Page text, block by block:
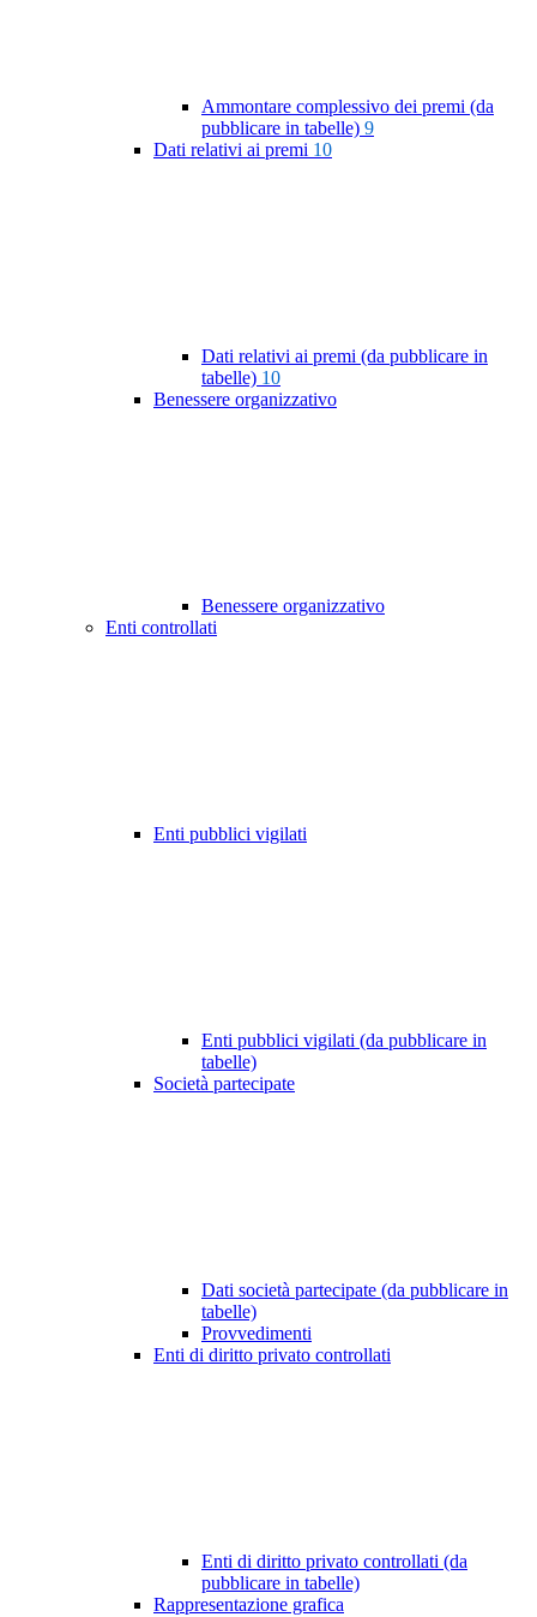
Ammontare complessivo dei premi (da
pubblicare in tabelle) 9
Dati relativi ai premi 10
Dati relativi ai premi (da pubblicare in
tabelle) 10
Benessere organizzativo
Benessere organizzativo
Enti controllati
Enti pubblici vigilati
Enti pubblici vigilati (da pubblicare in
tabelle)
Società partecipate
Dati società partecipate (da pubblicare in
tabelle)
Provvedimenti
Enti di diritto privato controllati
Enti di diritto privato controllati (da
pubblicare in tabelle)
Rappresentazione grafica